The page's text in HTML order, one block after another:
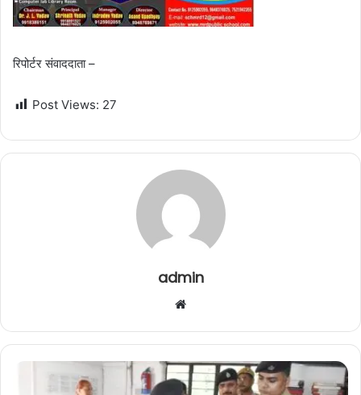
रिपोर्टर संवाददाता –
Post Views: 27
admin
b
s
i